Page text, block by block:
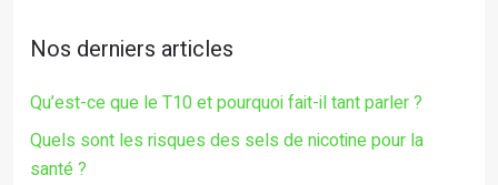
Nos derniers articles
Qu’est-ce que le T10 et pourquoi fait-il tant parler ?
Quels sont les risques des sels de nicotine pour la
santé ?